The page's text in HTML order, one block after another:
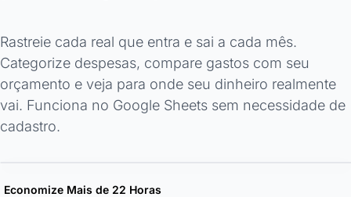
Rastreie cada real que entra e sai a cada mês.
Categorize despesas, compare gastos com seu
orçamento e veja para onde seu dinheiro realmente
vai. Funciona no Google Sheets sem necessidade de
cadastro.
Economize Mais de 22 Horas